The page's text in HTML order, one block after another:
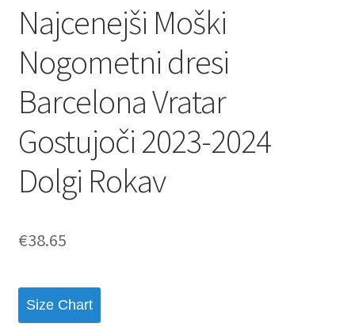
Najcenejši Moški
Nogometni dresi
Barcelona Vratar
Gostujoči 2023-2024
Dolgi Rokav
€38.65
Size Chart